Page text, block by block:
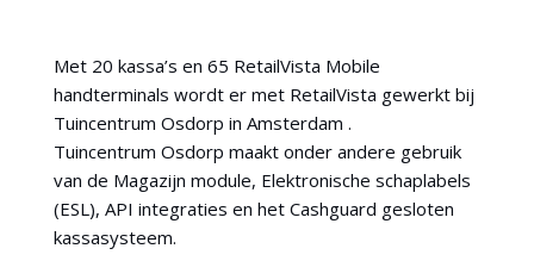
Met 20 kassa’s en 65 RetailVista Mobile
handterminals wordt er met RetailVista gewerkt bij
Tuincentrum Osdorp in Amsterdam .
Tuincentrum Osdorp maakt onder andere gebruik
van de Magazijn module, Elektronische schaplabels
(ESL), API integraties en het Cashguard gesloten
kassasysteem.